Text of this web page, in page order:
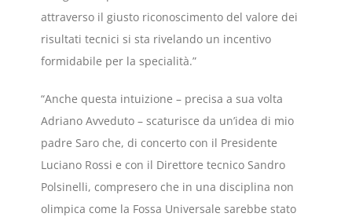
attraverso il giusto riconoscimento del valore dei
risultati tecnici si sta rivelando un incentivo
formidabile per la specialità.”
“Anche questa intuizione – precisa a sua volta
Adriano Avveduto – scaturisce da un’idea di mio
padre Saro che, di concerto con il Presidente
Luciano Rossi e con il Direttore tecnico Sandro
Polsinelli, compresero che in una disciplina non
olimpica come la Fossa Universale sarebbe stato